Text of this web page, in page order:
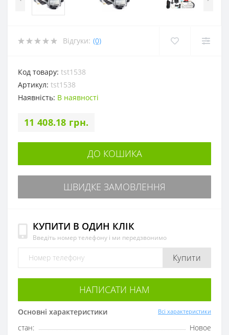
Відгуки: (0)
Код товару: tst1538
Артикул: tst1538
Наявність: В наявності
11 408.18 грн.
ДО КОШИКА
ШВИДКЕ ЗАМОВЛЕННЯ
КУПИТИ В ОДИН КЛІК
Введіть номер телефону і ми передзвонимо
Купити
НАПИСАТИ НАМ
Основні характеристики Всі характеристики
стан: Новое